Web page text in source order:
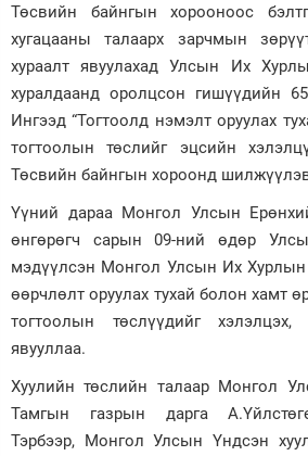
Төсвийн байнгын хорооноос
хугацааны талаарх зарчмын
хураалт явуулахад Улсын Их
хуралдаанд оролцсон гишүүдийн
Ингээд “Тогтоолд нэмэлт оруулах
тогтоолын төслийг эцсийн
Төсвийн байнгын хороонд
Үүний дараа Монгол Улсын
өнгөрөгч сарын 09-ний өдөр
мэдүүлсэн Монгол Улсын Их Хурлын
өөрчлөлт оруулах тухай болон хамт
тогтоолын төслүүдийг хэлэлцэх,
явууллаа.
Хуулийн төслийн талаар Монгол
Тамгын газрын дарга
Тэрбээр, Монгол Улсын Үндсэн